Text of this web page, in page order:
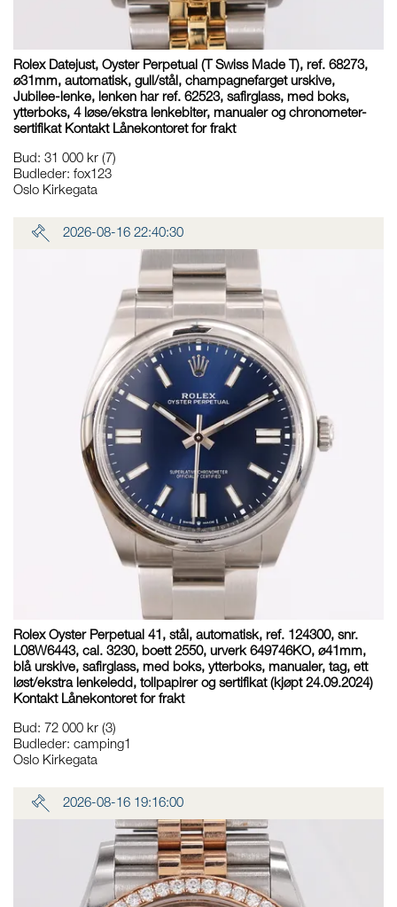
Rolex Datejust, Oyster Perpetual (T Swiss Made T), ref. 68273,
ø31mm, automatisk, gull/stål, champagnefarget urskive,
Jubilee-lenke, lenken har ref. 62523, safirglass, med boks,
ytterboks, 4 løse/ekstra lenkebiter, manualer og chronometer-
sertifikat Kontakt Lånekontoret for frakt
Bud: 31 000 kr (7)
Budleder: fox123
Oslo Kirkegata
2026-08-16 22:40:30
Rolex Oyster Perpetual 41, stål, automatisk, ref. 124300, snr.
L08W6443, cal. 3230, boett 2550, urverk 649746KO, ø41mm,
blå urskive, safirglass, med boks, ytterboks, manualer, tag, ett
løst/ekstra lenkeledd, tollpapirer og sertifikat (kjøpt 24.09.2024)
Kontakt Lånekontoret for frakt
Bud: 72 000 kr (3)
Budleder: camping1
Oslo Kirkegata
2026-08-16 19:16:00